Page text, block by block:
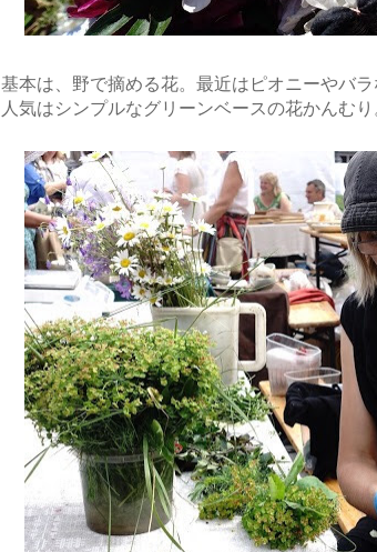
基本は、野で摘める花。最近はピオニーやバ
人気はシンプルなグリーンベースの花かんむり